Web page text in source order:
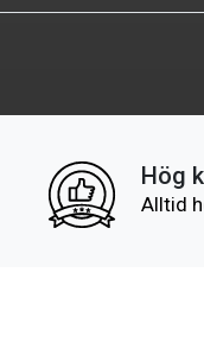
Hög
Alltid